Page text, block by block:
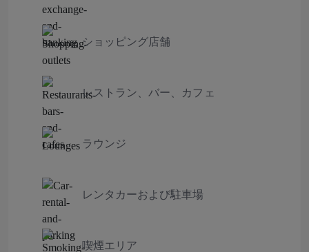
ショッピング店舗
レストラン、バー、カフェ
ラウンジ
レンタカーおよび駐車場
喫煙エリア